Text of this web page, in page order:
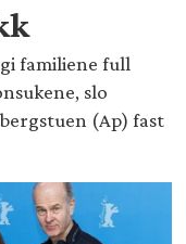
familiene full
slo
(Ap) fast